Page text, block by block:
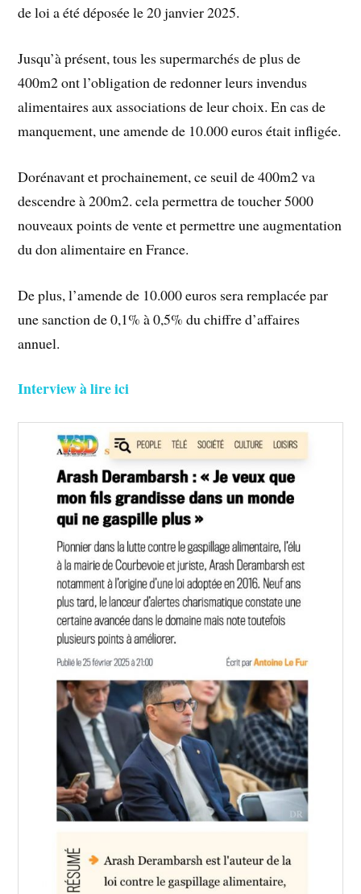
de loi a été déposée le 20 janvier 2025.
Jusqu’à présent, tous les supermarchés de plus de
400m2 ont l’obligation de redonner leurs invendus
alimentaires aux associations de leur choix. En cas de
manquement, une amende de 10.000 euros était infligée.
Dorénavant et prochainement, ce seuil de 400m2 va
descendre à 200m2. cela permettra de toucher 5000
nouveaux points de vente et permettre une augmentation
du don alimentaire en France.
De plus, l’amende de 10.000 euros sera remplacée par
une sanction de 0,1% à 0,5% du chiffre d’affaires
annuel.
Interview à lire ici